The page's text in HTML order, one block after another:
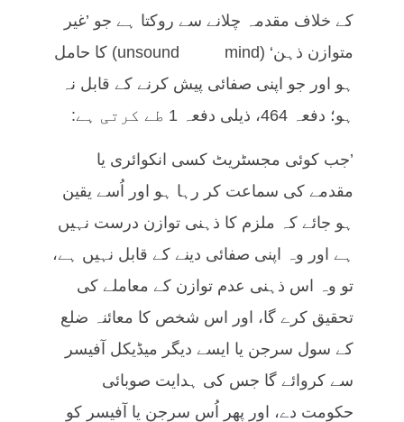
کے خلاف مقدمہ چلانے سے روکتا ہے جو ’غیر
متوازن ذہن‘ (unsound mind) کا حامل
ہو اور جو اپنی صفائی پیش کرنے کے قابل نہ
ہو؛ دفعہ 464، ذیلی دفعہ 1 طے کرتی ہے:
’جب کوئی مجسٹریٹ کسی انکوائری یا
مقدمے کی سماعت کر رہا ہو اور اُسے یقین
ہو جائے کہ ملزم کا ذہنی توازن درست نہیں
ہے اور وہ اپنی صفائی دینے کے قابل نہیں ہے،
تو وہ اس ذہنی عدم توازن کے معاملے کی
تحقیق کرے گا، اور اس شخص کا معائنہ ضلع
کے سول سرجن یا ایسے دیگر میڈیکل آفیسر
سے کروائے گا جس کی ہدایت صوبائی
حکومت دے، اور پھر اُس سرجن یا آفیسر کو